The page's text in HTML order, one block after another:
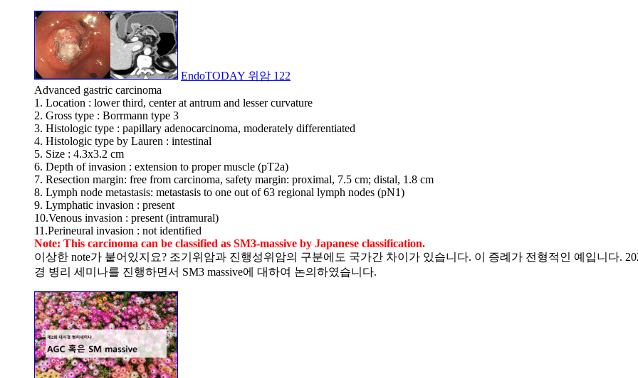
EndoTODAY 위암 122
Advanced gastric carcinoma
1. Location : lower third, center at antrum and lesser curvature
2. Gross type : Borrmann type 3
3. Histologic type : papillary adenocarcinoma, moderately differentiated
4. Histologic type by Lauren : intestinal
5. Size : 4.3x3.2 cm
6. Depth of invasion : extension to proper muscle (pT2a)
7. Resection margin: free from carcinoma, safety margin: proximal, 7.5 cm; distal, 1.8 cm
8. Lymph node metastasis: metastasis to one out of 63 regional lymph nodes (pN1)
9. Lymphatic invasion : present
10.Venous invasion : present (intramural)
11.Perineural invasion : not identified
Note: This carcinoma can be classified as SM3-massive by Japanese classification.
이상한 note가 붙어있지요? 조기위암과 진행성위암의 구분에도 국가간 차이가 있습니다. 이 증례가 전형적인 예입니다.
경 병리 세미나를 진행하면서 SM3 massive에 대하여 논의하였습니다.